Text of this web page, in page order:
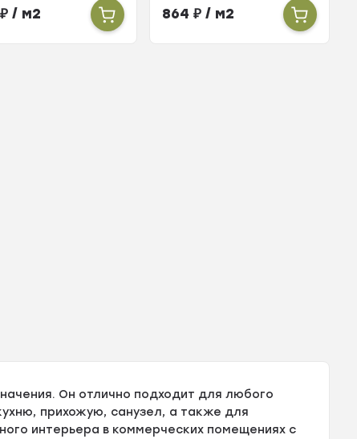
₽ / м2 864 ₽/ м2
Он отлично подходит для любого
прихожую, санузел, а также для
интерьера в коммерческих помещениях с